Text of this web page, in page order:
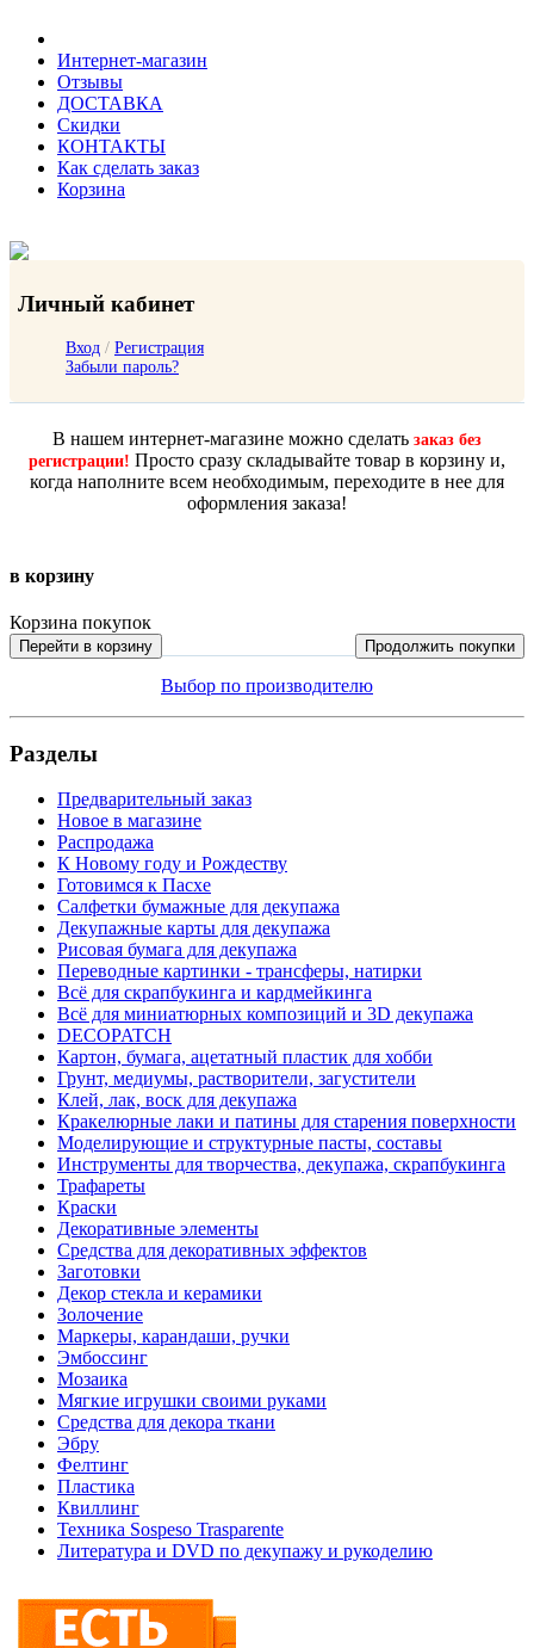
Интернет-магазин
Отзывы
ДОСТАВКА
Скидки
КОНТАКТЫ
Как сделать заказ
Корзина
Личный кабинет
Вход / Регистрация
Забыли пароль?
В нашем интернет-магазине можно сделать заказ без
регистрации! Просто сразу складывайте товар в корзину и,
когда наполните всем необходимым, переходите в нее для
оформления заказа!
в корзину
Корзина покупок
Перейти в корзину Продолжить покупки
Выбор по производителю
Разделы
Предварительный заказ
Новое в магазине
Распродажа
К Новому году и Рождеству
Готовимся к Пасхе
Салфетки бумажные для декупажа
Декупажные карты для декупажа
Рисовая бумага для декупажа
Переводные картинки - трансферы, натирки
Всё для скрапбукинга и кардмейкинга
Всё для миниатюрных композиций и 3D декупажа
DECOPATCH
Картон, бумага, ацетатный пластик для хобби
Грунт, медиумы, растворители, загустители
Клей, лак, воск для декупажа
Кракелюрные лаки и патины для старения поверхности
Моделирующие и структурные пасты, составы
Инструменты для творчества, декупажа, скрапбукинга
Трафареты
Краски
Декоративные элементы
Средства для декоративных эффектов
Заготовки
Декор стекла и керамики
Золочение
Маркеры, карандаши, ручки
Эмбоссинг
Мозаика
Мягкие игрушки своими руками
Средства для декора ткани
Эбру
Фелтинг
Пластика
Квиллинг
Техника Sospeso Trasparente
Литература и DVD по декупажу и рукоделию